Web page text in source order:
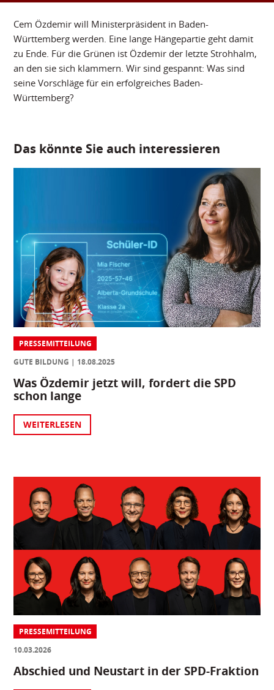
Cem Özdemir will Ministerpräsident in Baden-
Württemberg werden. Eine lange Hängepartie geht damit
zu Ende. Für die Grünen ist Özdemir der letzte Strohhalm,
an den sie sich klammern. Wir sind gespannt: Was sind
seine Vorschläge für ein erfolgreiches Baden-
Württemberg?
Das könnte Sie auch interessieren
PRESSEMITTEILUNG
GUTE BILDUNG
18.08.2025
Was Özdemir jetzt will, fordert die SPD
schon lange
WEITERLESEN
PRESSEMITTEILUNG
10.03.2026
Abschied und Neustart in der SPD-Fraktion